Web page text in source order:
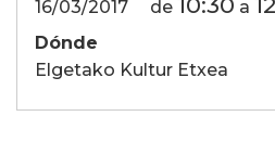
16/03/2017
de a
Dónde
Elgetako Kultur Etxea